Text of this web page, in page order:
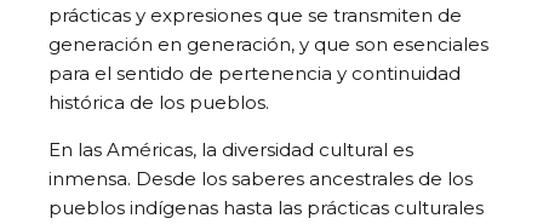
prácticas y expresiones que se transmiten de
generación en generación, y que son esenciales
para el sentido de pertenencia y continuidad
histórica de los pueblos.
En las Américas, la diversidad cultural es
inmensa. Desde los saberes ancestrales de los
pueblos indígenas hasta las prácticas culturales